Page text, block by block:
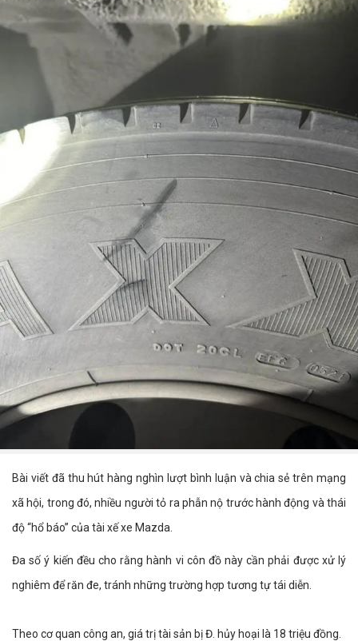
Bài viết đã thu hút hàng nghìn lượt bình luận và chia sẻ trên mạng
xã hội, trong đó, nhiều người tỏ ra phẫn nộ trước hành động và thái
độ “hổ báo” của tài xế xe Mazda.
Đa số ý kiến đều cho rằng hành vi côn đồ này cần phải được xử lý
nghiêm để răn đe, tránh những trường hợp tương tự tái diễn.
Theo cơ quan công an, giá trị tài sản bị Đ. hủy hoại là 18 triệu đồng.